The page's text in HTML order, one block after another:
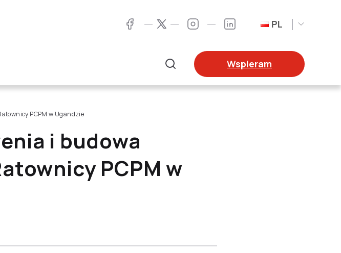
FacebookTwitter InstagramLinkedIn PL
Wspieram
PCPM w Ugandzie
i budowa
PCPM w